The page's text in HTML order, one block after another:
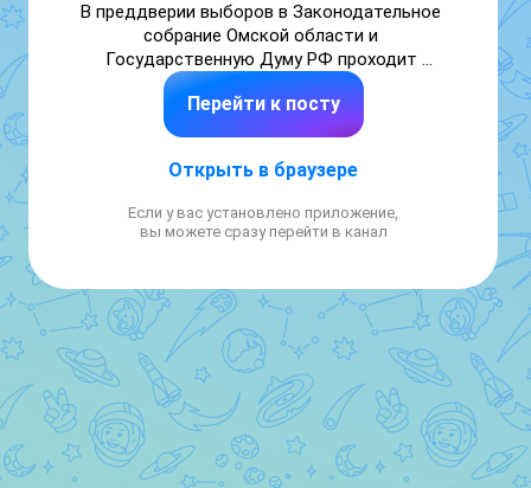
В преддверии выборов в Законодательное
собрание Омской области и
праймериз
— предварительное голосование. Это наш
шанс повлиять на то, кто будет
образования на региональном и
финансирование образовательных
программ, поддержка педагогов и создание
достойных условий для развития детей.
Участие в праймериз — это реальная
возможность поддержать достойных
людей, готовых работать для процветания
региона и страны.
Перейти к посту
Открыть в браузере
Если у вас установлено приложение,
вы можете сразу перейти в канал